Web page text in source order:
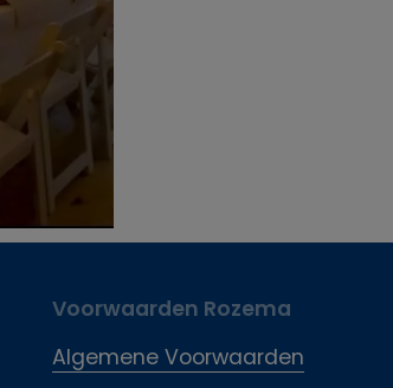
Voorwaarden Rozema
Algemene Voorwaarden